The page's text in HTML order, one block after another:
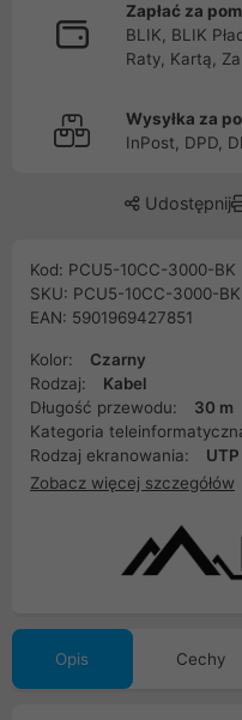
Zapłać za
BLIK, BLIK
Raty, Kartą,
Wysyłka za
InPost, DPD,
Udostępnij
Kod: PCU5-10CC-3000-BK
SKU: PCU5-10CC-3000-BK
EAN: 5901969427851
Kolor:
Czarny
Rodzaj:
Kabel
Długość przewodu:
30 m
Kategoria
Rodzaj ekranowania:
UTP
Zobacz więcej szczegółów
Opis Cechy